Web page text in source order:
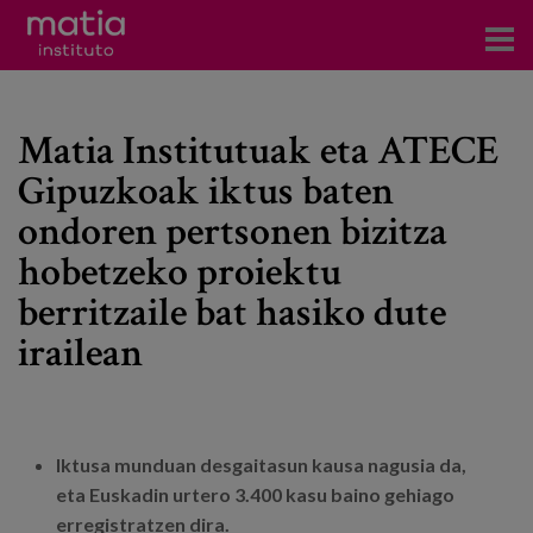
Ikerkuntza
Argitalpenak
Foroetan parte hartzea
Kontsultoretza
Prestakuntza
Bloga
Matia Institutuak eta ATECE
Gipuzkoak iktus baten
ondoren pertsonen bizitza
hobetzeko proiektu
berritzaile bat hasiko dute
irailean
Iktusa munduan desgaitasun kausa nagusia da,
eta Euskadin urtero 3.400 kasu baino gehiago
erregistratzen dira.